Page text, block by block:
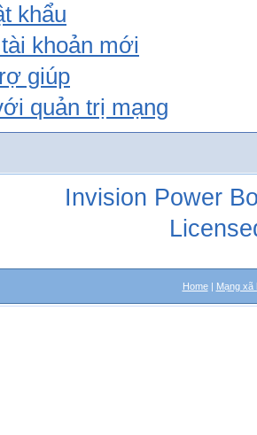
khẩu
khoản mới
giúp
quản trị mạng
Invision Power
Home| Mạng xã